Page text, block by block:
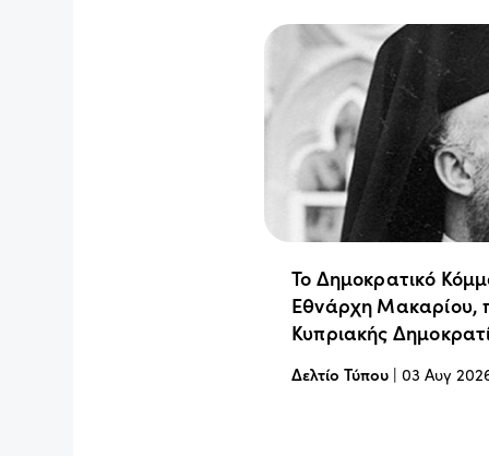
Το Δημοκρατικό
Εθνάρχη Μακαρίου,
Κυπριακής
Δελτίο Τύπου | 03 Αυγ